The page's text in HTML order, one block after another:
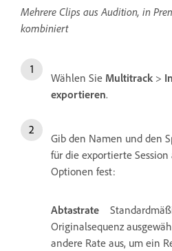
Mehrere Clips aus Audition, in
kombiniert
Wählen Sie Multitrack >
exportieren.
Gib den Namen und den
für die exportierte
Optionen fest:
Abtastrate
Originalsequenz
andere Rate aus, um ein